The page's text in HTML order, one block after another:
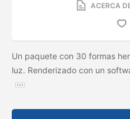
ACERCA
Un paquete con 30 formas
luz. Renderizado con un